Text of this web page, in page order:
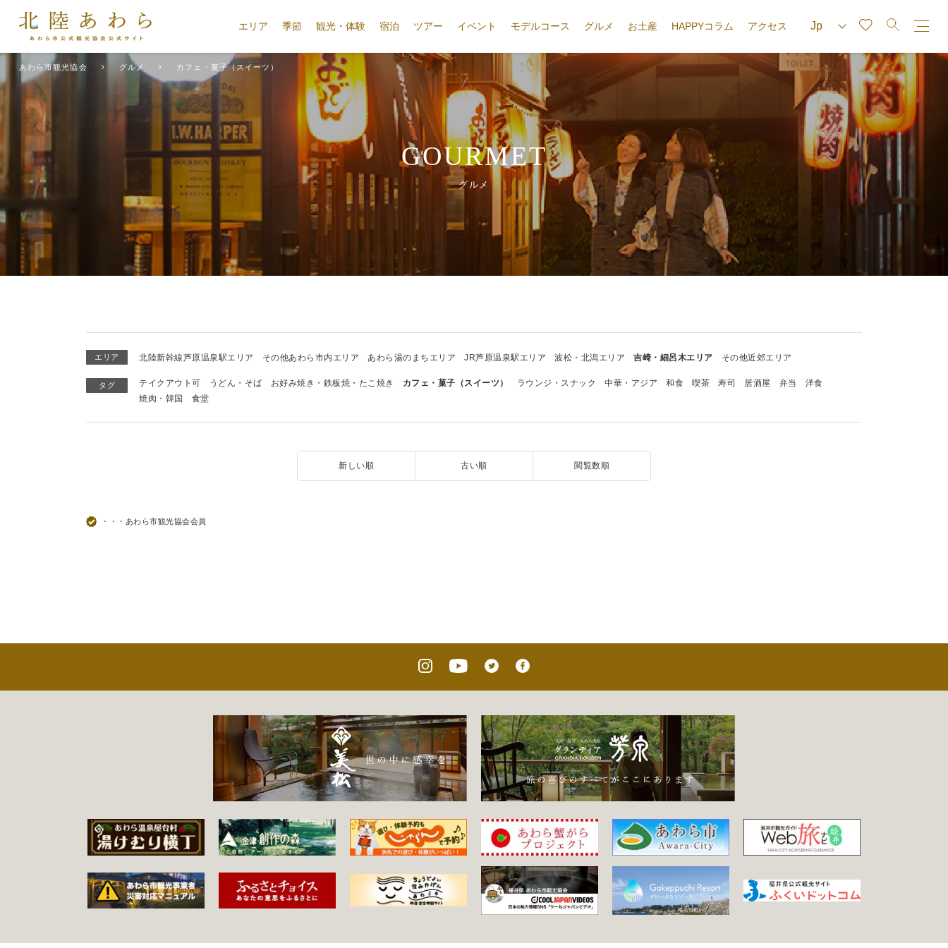
エリア 季節 観光・体験 宿泊 ツアー イベント モデルコース グルメ お土産 HAPPYコラム アクセス
あわら市観光協会 グルメ カフェ・菓子（スイーツ）
GOURMET
グルメ
エリア 北陸新幹線芦原温泉駅エリア その他あわら市内エリア あわら湯のまちエリア JR芦原温泉駅エリア 波松・北潟エリア 吉崎・細呂木エリア その他近郊エリア
タグ テイクアウト可 うどん・そば お好み焼き・鉄板焼・たこ焼き カフェ・菓子（スイーツ） ラウンジ・スナック 中華・アジア 和食 喫茶 寿司 居酒屋 弁当
洋食
焼肉・韓国
食堂
新しい順 古い順 閲覧数順
・・・あわら市観光協会会員